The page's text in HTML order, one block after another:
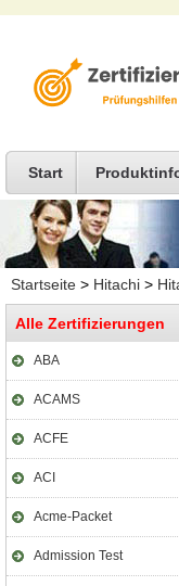
Start
Startseite > Hitachi >
Alle Zertifizierungen
ABA
ACAMS
ACFE
ACI
Acme-Packet
Admission Test